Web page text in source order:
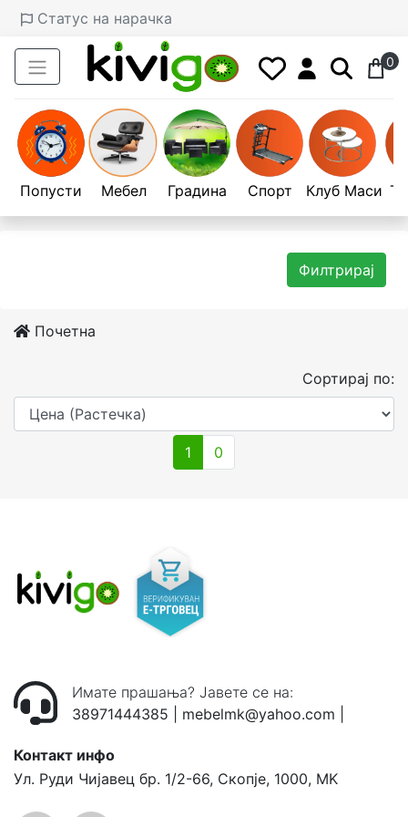
Статус на нарачка
0
Попусти Мебел Градина Спорт Клуб Маси
Филтрирај
Почетна
Сортирај по:
1 0
Имате прашања? Јавете се на:
38971444385
mebelmk@yahoo.com
Контакт инфо
Ул. Руди Чијавец бр. 1/2-66, Скопје, 1000, MK